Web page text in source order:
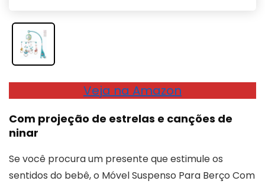
Veja na Amazon
Com projeção de estrelas e canções de
ninar
Se você procura um presente que estimule os
sentidos do bebê, o Móvel Suspenso Para Berço Com